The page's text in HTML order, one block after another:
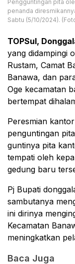
Pengguntingan pita
penanda
Sabtu (5/10/2024).
TOPSul,
yang didampingi
Rustam, Camat
Banawa, dan
Oge kecamatan
bertempat
Peresmian
penguntingan
guntinya pita
tempati oleh
gedung baru
Pj Bupati
sambutanya
ini dirinya
Kecamatan
meningkatkan
Baca Juga